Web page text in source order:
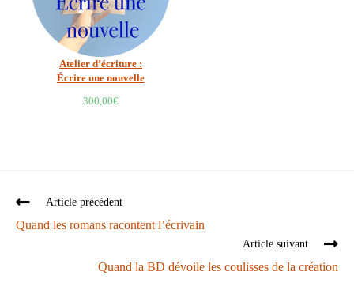
Atelier d’écriture :
Écrire une nouvelle
300,00€
Article précédent
Quand les romans racontent l’écrivain
Article suivant
Quand la BD dévoile les coulisses de la création